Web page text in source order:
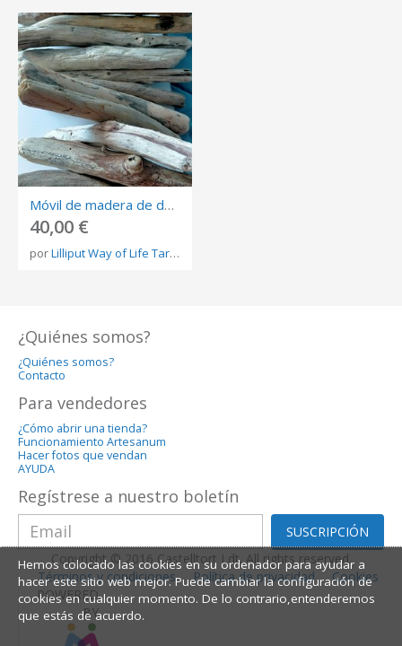
Móvil de madera de deriva
40,00 €
porLilliput Way of Life Tareixa Lorenzo
¿Quiénes somos?
¿Quiénes somos?
Contacto
Para vendedores
¿Cómo abrir una tienda?
Funcionamiento Artesanum
Hacer fotos que vendan
AYUDA
Regístrese a nuestro boletín
SUSCRIPCIÓN
Copyright © 2016 Castelltort Ldt. All rights reserved.
Términos y condiciones
Política de privacidad
Cookies
POWERED
BY
Hemos colocado las cookies en su ordenador para ayudar a
hacer este sitio web mejor. Puede cambiar la configuración de
cookies en cualquier momento. De lo contrario,entenderemos
que estás de acuerdo.